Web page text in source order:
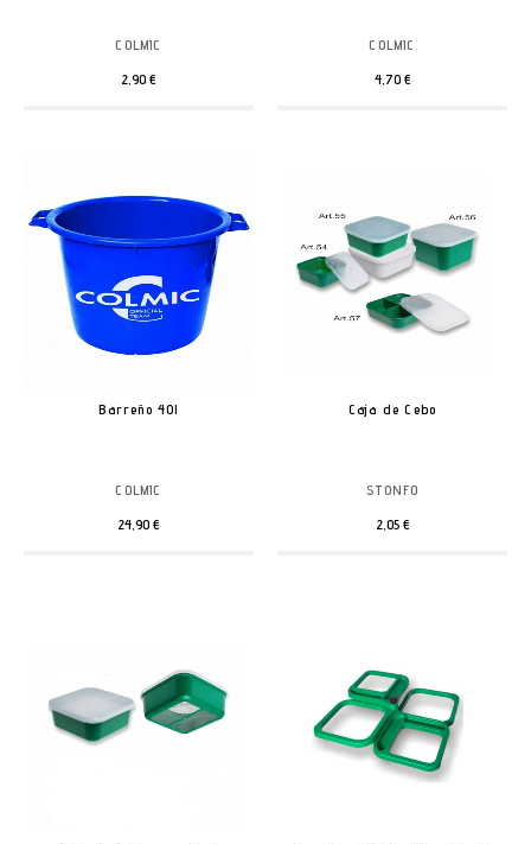
COLMIC
2,90 €
COLMIC
4,70 €
Barreño 40l
COLMIC
24,90 €
Caja de Cebo
STONFO
2,05 €